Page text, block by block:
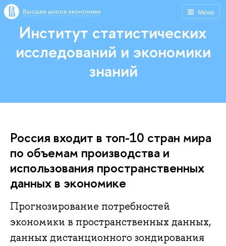
Меню
Высшая школа экономики
Институт статистических
исследований и экономики
знаний
Россия входит в топ-10 стран мира
по объемам производства и
использования пространственных
данных в экономике
Прогнозирование потребностей
экономики в пространственных данных,
данных дистанционного зондирования